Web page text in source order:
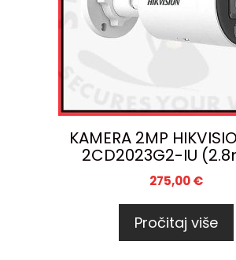
KAMERA 2MP
2CD2023G2-IU
275,00€
Pročitaj više